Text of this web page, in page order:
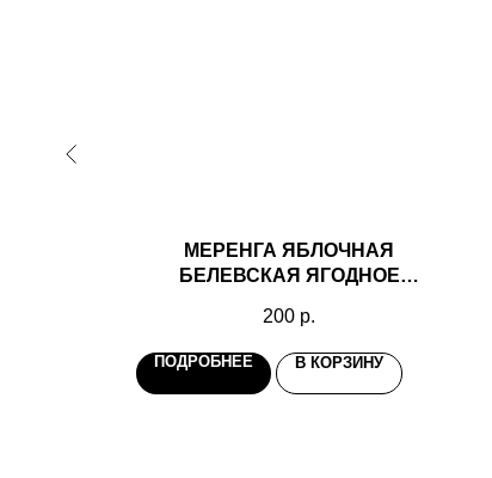
МЕРЕНГА ЯБЛОЧНАЯ
БЕЛЕВСКАЯ ЯГОДНОЕ
200 р.
ПОДРОБНЕЕ В КОРЗИНУ